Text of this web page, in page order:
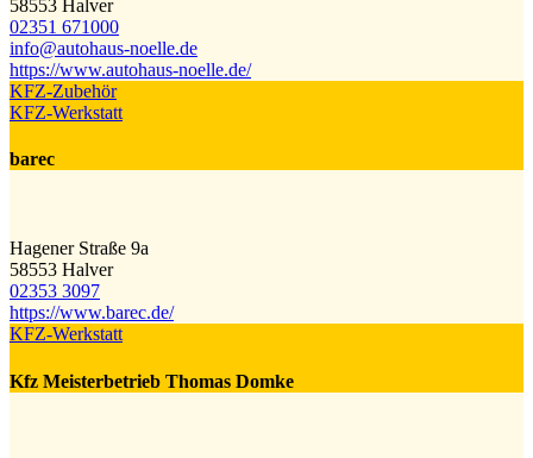
58553 Halver
02351 671000
info@​autohaus-noelle.de
https://www.autohaus-noelle.de/
KFZ-Zubehör
KFZ-Werkstatt
barec
Hagener Straße 9a
58553 Halver
02353 3097
https://www.barec.de/
KFZ-Werkstatt
Kfz Meisterbetrieb Thomas Domke